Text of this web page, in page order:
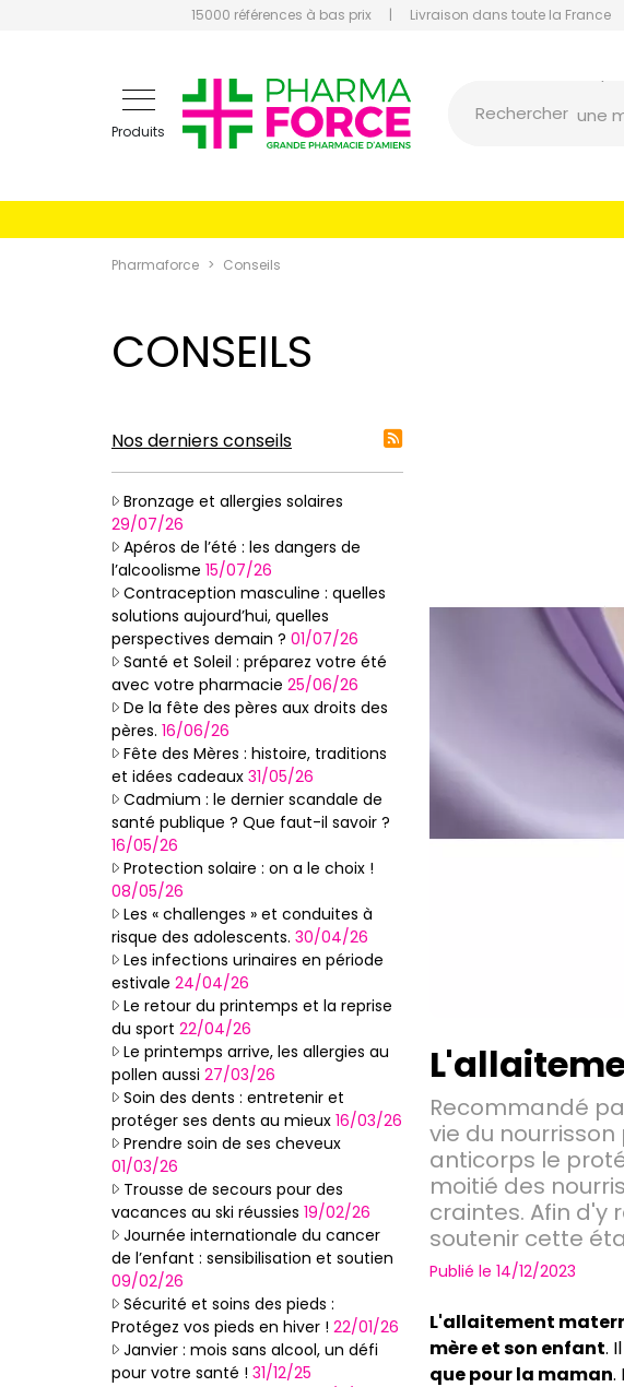
15000 références à bas prix | Livraison dans toute la France
Produits
Pharmaforce Grande
Rechercher une
un
une
Pharmaforce Conseils
CONSEILS
Nos derniers conseils
Bronzage et allergies solaires
29/07/26
Apéros de l’été : les dangers de
l’alcoolisme 15/07/26
Contraception masculine : quelles
solutions aujourd’hui, quelles
perspectives demain ? 01/07/26
Santé et Soleil : préparez votre été
avec votre pharmacie 25/06/26
De la fête des pères aux droits des
pères. 16/06/26
Fête des Mères : histoire, traditions
et idées cadeaux 31/05/26
Cadmium : le dernier scandale de
santé publique ? Que faut-il savoir ?
16/05/26
Protection solaire : on a le choix !
08/05/26
Les « challenges » et conduites à
risque des adolescents. 30/04/26
Les infections urinaires en période
estivale 24/04/26
Le retour du printemps et la reprise
du sport 22/04/26
Le printemps arrive, les allergies au
pollen aussi 27/03/26
Soin des dents : entretenir et
protéger ses dents au mieux 16/03/26
Prendre soin de ses cheveux
01/03/26
Trousse de secours pour des
vacances au ski réussies 19/02/26
Journée internationale du cancer
de l’enfant : sensibilisation et soutien
09/02/26
Sécurité et soins des pieds :
Protégez vos pieds en hiver ! 22/01/26
Janvier : mois sans alcool, un défi
pour votre santé ! 31/12/25
Recommandé
vie du
anticorps le
moitié des
craintes. Afin d'y
soutenir cette
Publié le 14/12/2023
L'allaitement
mère et son enfant.
que pour la maman.